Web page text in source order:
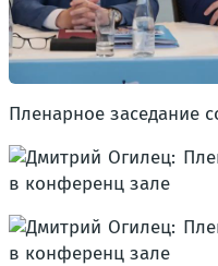
Пленарное заседание